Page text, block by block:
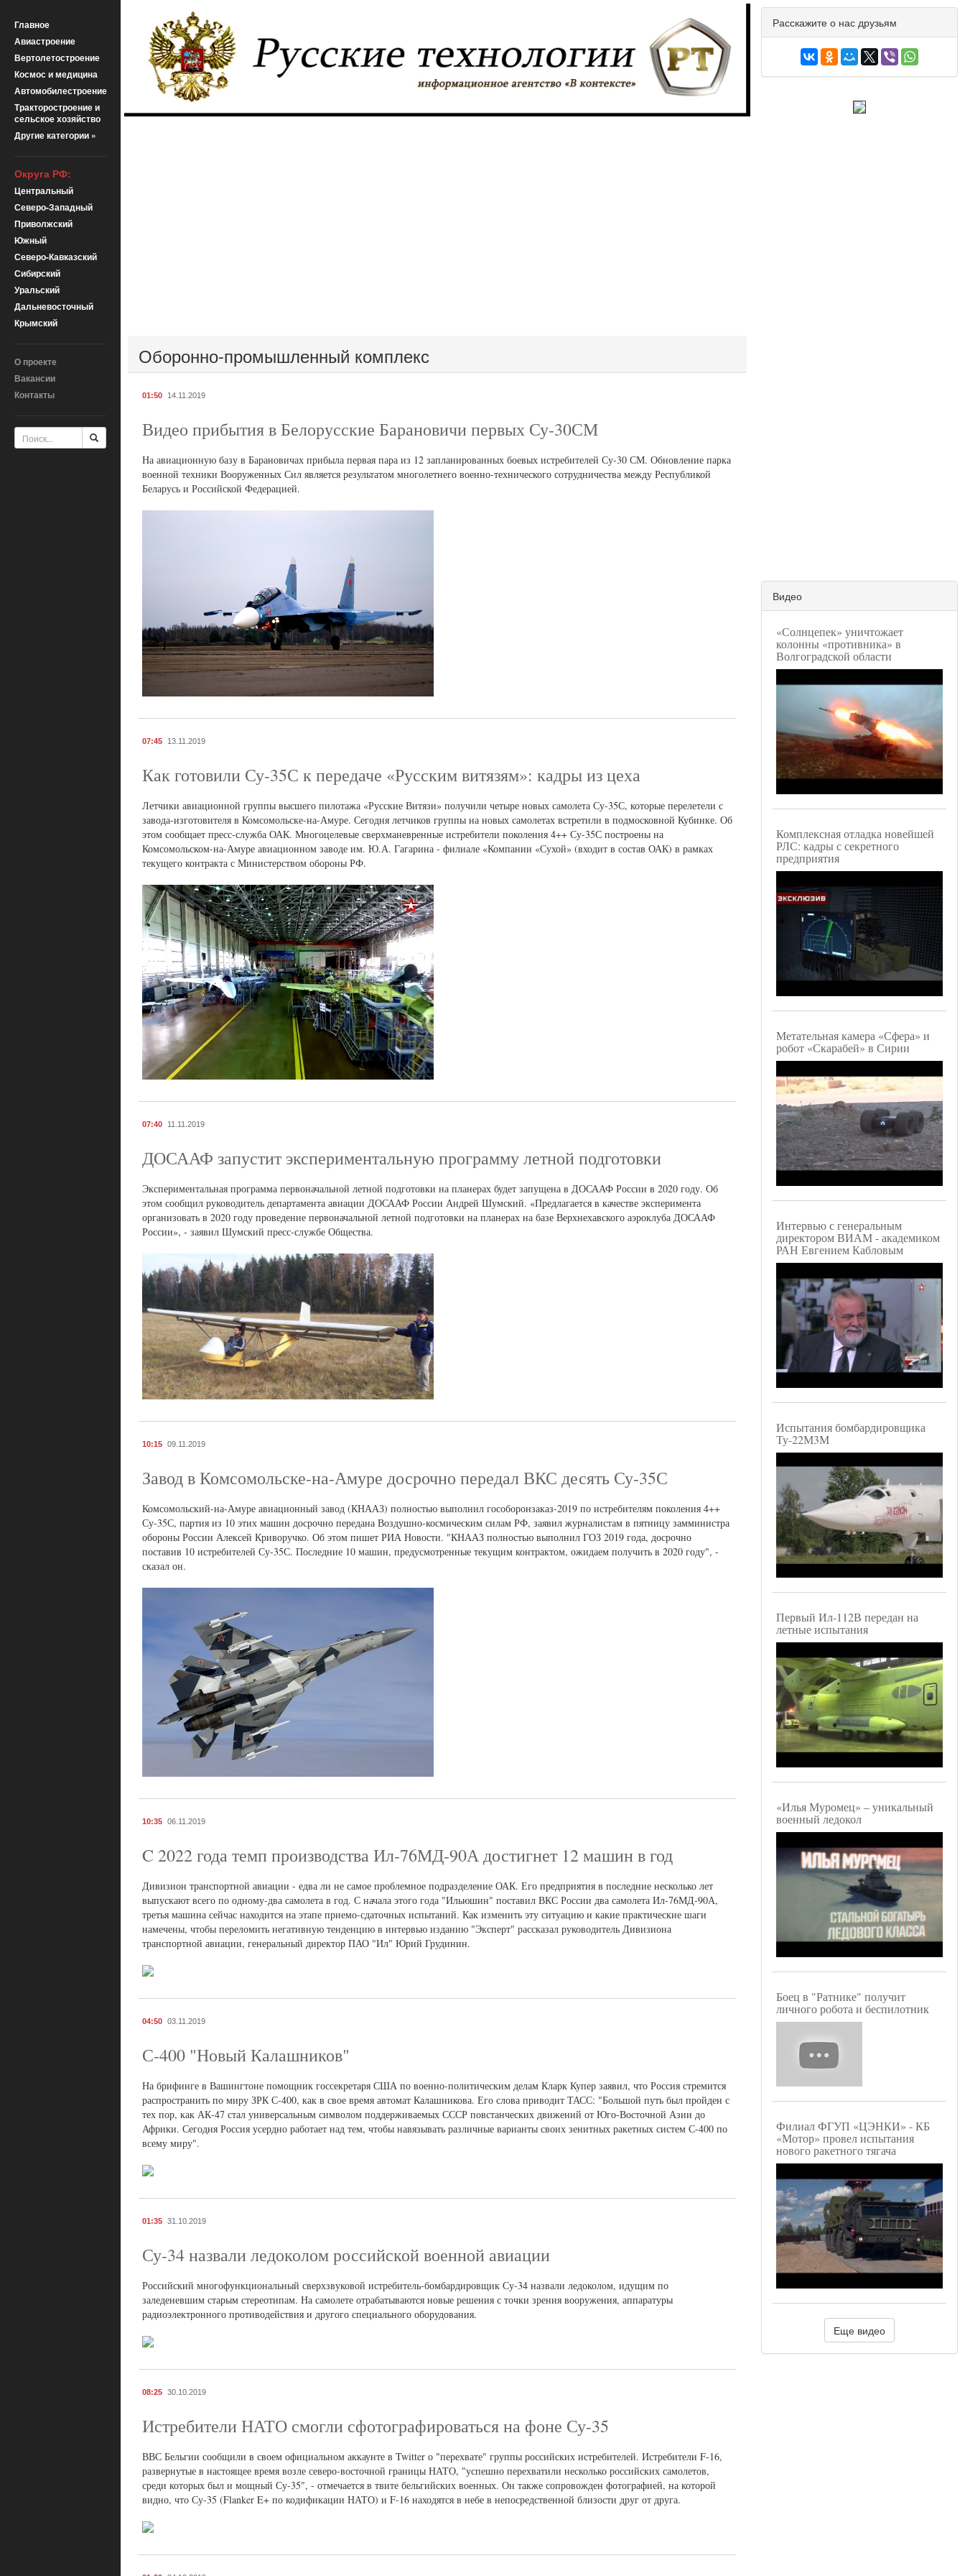
Главное
Авиастроение
Вертолетостроение
Космос и медицина
Автомобилестроение
Тракторостроение и
сельское хозяйство
Другие категории »
Округа РФ:
Центральный
Северо-Западный
Приволжский
Южный
Северо-Кавказский
Сибирский
Уральский
Дальневосточный
Крымский
О проекте
Вакансии
Контакты
Оборонно-промышленный комплекс
01:50 14.11.2019
Видео прибытия в Белорусские Барановичи первых Су-30СМ
На авиационную базу в Барановичах прибыла первая пара из 12 запланированных боевых истребителей Су-30 СМ. Обновление парка
военной техники Вооруженных Сил является результатом многолетнего военно-технического сотрудничества между Республикой
Беларусь и Российской Федерацией.
07:45 13.11.2019
Как готовили Су-35С к передаче «Русским витязям»: кадры из цеха
Летчики авиационной группы высшего пилотажа «Русские Витязи» получили четыре новых самолета Су-35С, которые перелетели с
завода-изготовителя в Комсомольске-на-Амуре. Сегодня летчиков группы на новых самолетах встретили в подмосковной Кубинке. Об
этом сообщает пресс-служба ОАК. Многоцелевые сверхманевренные истребители поколения 4++ Су-35С построены на
Комсомольском-на-Амуре авиационном заводе им. Ю.А. Гагарина - филиале «Компании «Сухой» (входит в состав ОАК) в рамках
текущего контракта с Министерством обороны РФ.
07:40 11.11.2019
ДОСААФ запустит экспериментальную программу летной подготовки
Экспериментальная программа первоначальной летной подготовки на планерах будет запущена в ДОСААФ России в 2020 году. Об
этом сообщил руководитель департамента авиации ДОСААФ России Андрей Шумский. «Предлагается в качестве эксперимента
организовать в 2020 году проведение первоначальной летной подготовки на планерах на базе Верхнехавского аэроклуба ДОСААФ
России», - заявил Шумский пресс-службе Общества.
10:15 09.11.2019
Завод в Комсомольске-на-Амуре досрочно передал ВКС десять Су-35С
Комсомольский-на-Амуре авиационный завод (КНААЗ) полностью выполнил гособоронзаказ-2019 по истребителям поколения 4++
Су-35С, партия из 10 этих машин досрочно передана Воздушно-космическим силам РФ, заявил журналистам в пятницу замминистра
обороны России Алексей Криворучко. Об этом пишет РИА Новости. "КНААЗ полностью выполнил ГОЗ 2019 года, досрочно
поставив 10 истребителей Су-35С. Последние 10 машин, предусмотренные текущим контрактом, ожидаем получить в 2020 году", -
сказал он.
10:35 06.11.2019
C 2022 года темп производства Ил-76МД-90А достигнет 12 машин в год
Дивизион транспортной авиации - едва ли не самое проблемное подразделение ОАК. Его предприятия в последние несколько лет
выпускают всего по одному-два самолета в год. С начала этого года "Ильюшин" поставил ВКС России два самолета Ил-76МД-90А,
третья машина сейчас находится на этапе приемо-сдаточных испытаний. Как изменить эту ситуацию и какие практические шаги
намечены, чтобы переломить негативную тенденцию в интервью изданию "Эксперт" рассказал руководитель Дивизиона
транспортной авиации, генеральный директор ПАО "Ил" Юрий Грудинин.
04:50 03.11.2019
С-400 "Новый Калашников"
На брифинге в Вашингтоне помощник госсекретаря США по военно-политическим делам Кларк Купер заявил, что Россия стремится
распространить по миру ЗРК С-400, как в свое время автомат Калашникова. Его слова приводит ТАСС: "Большой путь был пройден с
тех пор, как АК-47 стал универсальным символом поддерживаемых СССР повстанческих движений от Юго-Восточной Азии до
Африки. Сегодня Россия усердно работает над тем, чтобы навязывать различные варианты своих зенитных ракетных систем С-400 по
всему миру".
01:35 31.10.2019
Су-34 назвали ледоколом российской военной авиации
Российский многофункциональный сверхзвуковой истребитель-бомбардировщик Су-34 назвали ледоколом, идущим по
заледеневшим старым стереотипам. На самолете отрабатываются новые решения с точки зрения вооружения, аппаратуры
радиоэлектронного противодействия и другого специального оборудования.
08:25 30.10.2019
Истребители НАТО смогли сфотографироваться на фоне Су-35
ВВС Бельгии сообщили в своем официальном аккаунте в Twitter о "перехвате" группы российских истребителей. Истребители F-16,
развернутые в настоящее время возле северо-восточной границы НАТО, "успешно перехватили несколько российских самолетов,
среди которых был и мощный Су-35", - отмечается в твите бельгийских военных. Он также сопровожден фотографией, на которой
видно, что Су-35 (Flanker E+ по кодификации НАТО) и F-16 находятся в небе в непосредственной близости друг от друга.
Расскажите о нас друзьям
Видео
«Солнцепек» уничтожает
колонны «противника» в
Волгоградской области
Комплексная отладка новейшей
РЛС: кадры с секретного
предприятия
Метательная камера «Сфера» и
робот «Скарабей» в Сирии
Интервью с генеральным
директором ВИАМ - академиком
РАН Евгением Кабловым
Испытания бомбардировщика
Ту-22М3М
Первый Ил-112В передан на
летные испытания
«Илья Муромец» – уникальный
военный ледокол
Боец в "Ратнике" получит
личного робота и беспилотник
Филиал ФГУП «ЦЭНКИ» - КБ
«Мотор» провел испытания
нового ракетного тягача
Еще видео